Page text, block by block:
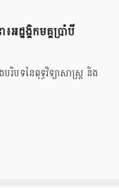
ដ្ឋង្គិកមគ្គប្រាំបី
បទនៃពុទ្ធវិទ្យាសាស្រ្ត និង